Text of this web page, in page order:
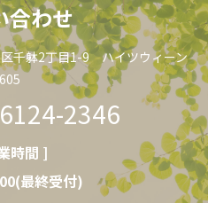
合わせ
千躰2丁目1-9 ハイツウィーン
605
2346
時間 ]
最終受付)